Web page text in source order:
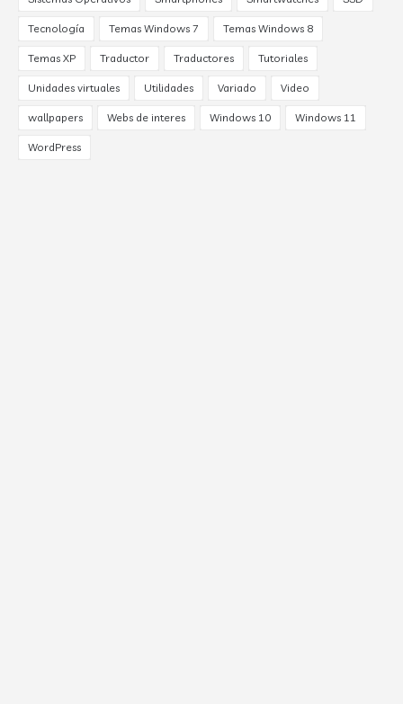
Tecnología Temas Windows 7 Temas Windows 8
Temas XP Traductor Traductores Tutoriales
Unidades virtuales Utilidades Variado Video
wallpapers Webs de interes Windows 10 Windows 11
WordPress